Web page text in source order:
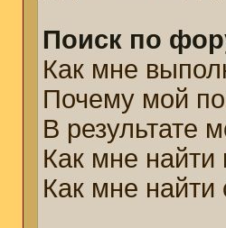
Поиск по
Как мне
Почему мой
В результате
Как мне найти
Как мне